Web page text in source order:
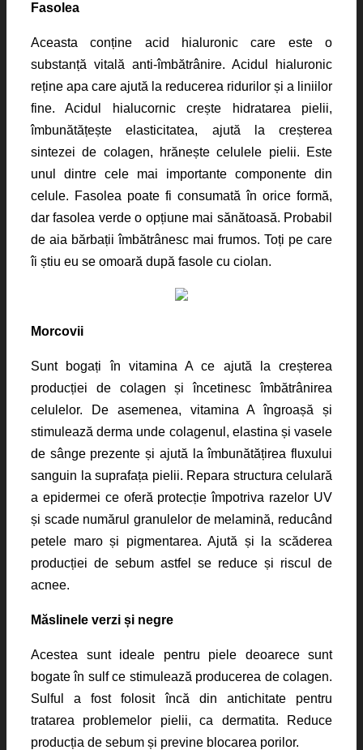
Fasolea
Aceasta conține acid hialuronic care este o
substanță vitală anti-îmbătrânire. Acidul hialuronic
reține apa care ajută la reducerea ridurilor și a liniilor
fine. Acidul hialucornic crește hidratarea pielii,
îmbunătățește elasticitatea, ajută la creșterea
sintezei de colagen, hrănește celulele pielii. Este
unul dintre cele mai importante componente din
celule. Fasolea poate fi consumată în orice formă,
dar fasolea verde o opțiune mai sănătoasă. Probabil
de aia bărbații îmbătrânesc mai frumos. Toți pe care
îi știu eu se omoară după fasole cu ciolan.
Morcovii
Sunt bogați în vitamina A ce ajută la creșterea
producției de colagen și încetinesc îmbătrânirea
celulelor. De asemenea, vitamina A îngroașă și
stimulează derma unde colagenul, elastina și vasele
de sânge prezente și ajută la îmbunătățirea fluxului
sanguin la suprafața pielii. Repara structura celulară
a epidermei ce oferă protecție împotriva razelor UV
și scade numărul granulelor de melamină, reducând
petele maro și pigmentarea. Ajută și la scăderea
producției de sebum astfel se reduce și riscul de
acnee.
Măslinele verzi și negre
Acestea sunt ideale pentru piele deoarece sunt
bogate în sulf ce stimulează producerea de colagen.
Sulful a fost folosit încă din antichitate pentru
tratarea problemelor pielii, ca dermatita. Reduce
producția de sebum și previne blocarea porilor.